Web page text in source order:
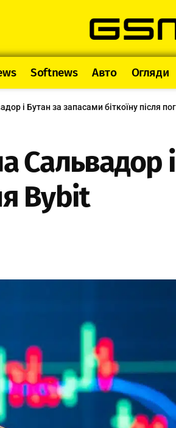
Softnews Авто Огляди
і Бутан за запасами біткоїну після
і
Bybit